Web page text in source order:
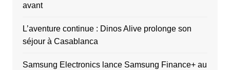
avant
L’aventure continue : Dinos Alive prolonge son
séjour à Casablanca
Samsung Electronics lance Samsung Finance+ au